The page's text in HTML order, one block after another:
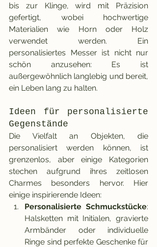
bis zur Klinge, wird mit Präzision
gefertigt, wobei hochwertige
Materialien wie Horn oder Holz
verwendet werden. Ein
personalisiertes Messer ist nicht nur
schön anzusehen: Es ist
außergewöhnlich langlebig und bereit,
ein Leben lang zu halten.
Ideen für personalisierte
Gegenstände
Die Vielfalt an Objekten, die
personalisiert werden können, ist
grenzenlos, aber einige Kategorien
stechen aufgrund ihres zeitlosen
Charmes besonders hervor. Hier
einige inspirierende Ideen:
Personalisierte Schmuckstücke:
Halsketten mit Initialen, gravierte
Armbänder oder individuelle
Ringe sind perfekte Geschenke für